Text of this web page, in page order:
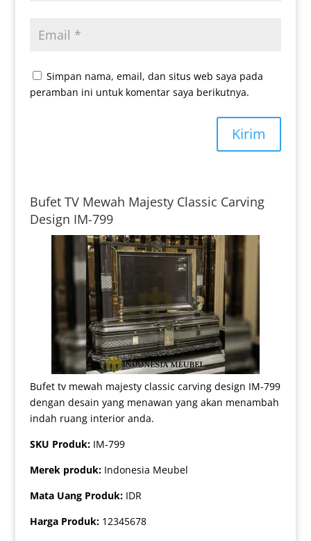
Simpan nama, email, dan situs web saya pada
peramban ini untuk komentar saya berikutnya.
Kirim
Bufet TV Mewah Majesty Classic Carving
Design IM-799
Bufet tv mewah majesty classic carving design IM-799
dengan desain yang menawan yang akan menambah
indah ruang interior anda.
SKU Produk: IM-799
Merek produk: Indonesia Meubel
Mata Uang Produk: IDR
Harga Produk: 12345678